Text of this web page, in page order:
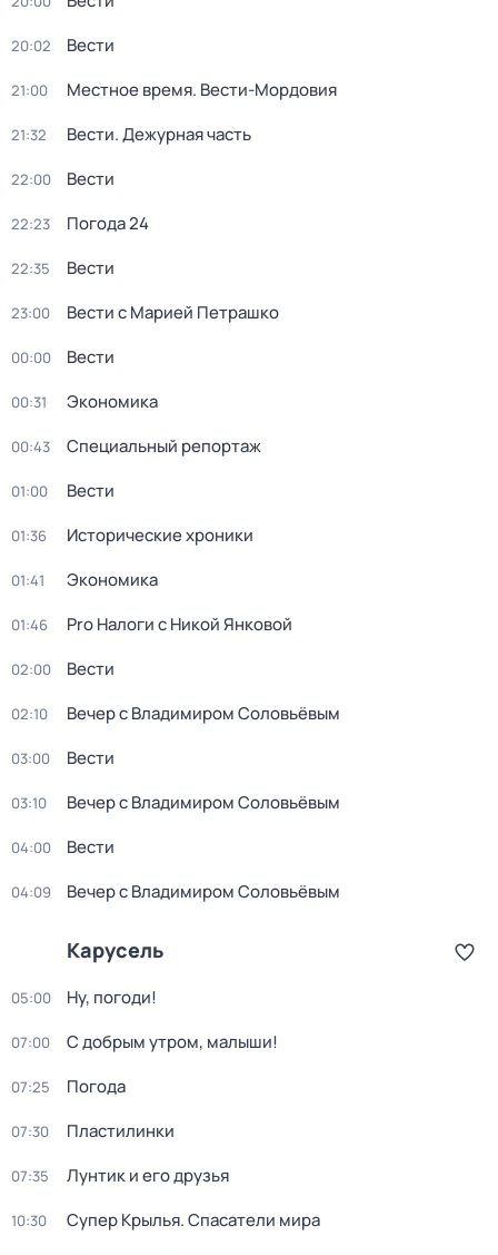
20:02 Вести
21:00 Местное время. Вести-Мордовия
21:32 Вести. Дежурная часть
22:00 Вести
22:23 Погода 24
22:35 Вести
23:00 Вести с Марией Петрашко
00:00 Вести
00:31 Экономика
00:43 Специальный репортаж
01:00 Вести
01:36 Исторические хроники
01:41 Экономика
01:46 Pro Налоги с Никой Янковой
02:00 Вести
02:10 Вечер с Владимиром Соловьёвым
03:00 Вести
03:10 Вечер с Владимиром Соловьёвым
04:00 Вести
04:09 Вечер с Владимиром Соловьёвым
Карусель
05:00 Ну, погоди!
07:00 С добрым утром, малыши!
07:25 Погода
07:30 Пластилинки
07:35 Лунтик и его друзья
10:30 Супер Крылья. Спасатели мира